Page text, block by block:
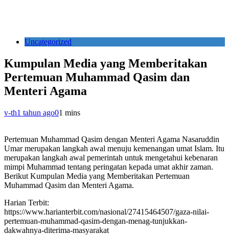
Uncategorized
Kumpulan Media yang Memberitakan
Pertemuan Muhammad Qasim dan
Menteri Agama
v-th1 tahun ago01 mins
Pertemuan Muhammad Qasim dengan Menteri Agama Nasaruddin
Umar merupakan langkah awal menuju kemenangan umat Islam. Itu
merupakan langkah awal pemerintah untuk mengetahui kebenaran
mimpi Muhammad tentang peringatan kepada umat akhir zaman.
Berikut Kumpulan Media yang Memberitakan Pertemuan
Muhammad Qasim dan Menteri Agama.
Harian Terbit:
https://www.harianterbit.com/nasional/27415464507/gaza-nilai-
pertemuan-muhammad-qasim-dengan-menag-tunjukkan-
dakwahnya-diterima-masyarakat